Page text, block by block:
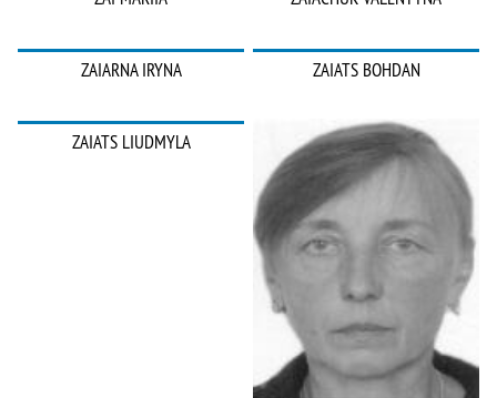
ZAIARNA IRYNA ZAIATS BOHDAN
ZAIATS LIUDMYLA